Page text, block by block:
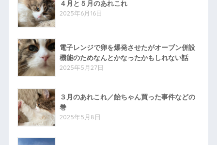
４月と５月のあれこれ
2025年6月16日
電子レンジで卵を爆発させたがオーブン併設
機能のためなんとかなったかもしれない話
2025年5月27日
３月のあれこれ／飴ちゃん買った事件などの
巻
2025年5月8日